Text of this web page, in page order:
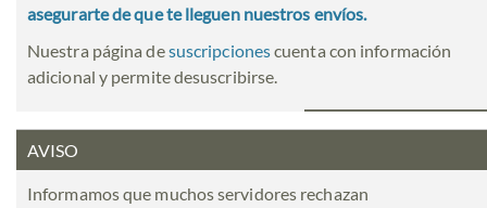
asegurarte de que te lleguen nuestros envíos.
Nuestra página desuscripcionescuenta con información
adicional y permite desuscribirse.
AVISO
Informamos que muchos servidores rechazan